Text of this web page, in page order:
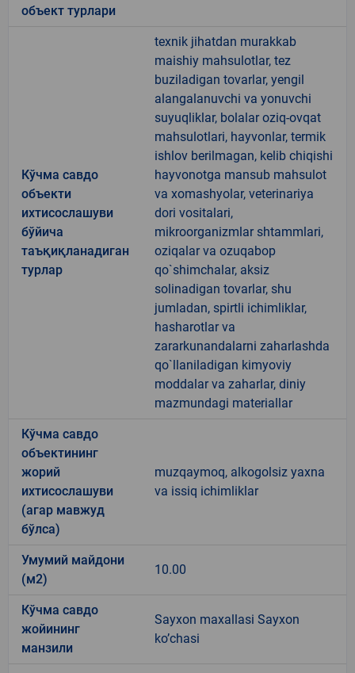
объект турлари
Кўчма савдо
объекти
ихтисослашуви
бўйича
таъқиқланадиган
турлар
texnik jihatdan murakkab
maishiy mahsulotlar, tez
buziladigan tovarlar, yengil
alangalanuvchi va yonuvchi
suyuqliklar, bolalar oziq-ovqat
mahsulotlari, hayvonlar, termik
ishlov berilmagan, kelib chiqishi
hayvonotga mansub mahsulot
va xomashyolar, veterinariya
dori vositalari,
mikroorganizmlar shtammlari,
oziqalar va ozuqabop
qo`shimchalar, aksiz
solinadigan tovarlar, shu
jumladan, spirtli ichimliklar,
hasharotlar va
zararkunandalarni zaharlashda
qo`llaniladigan kimyoviy
moddalar va zaharlar, diniy
mazmundagi materiallar
Кўчма савдо
объектининг
жорий
ихтисослашуви
(агар мавжуд
бўлса)
muzqaymoq, alkogolsiz yaxna
va issiq ichimliklar
Умумий майдони
(м2)
10.00
Кўчма савдо
жойининг
манзили
Sayxon maxallasi Sayxon
ko’chasi